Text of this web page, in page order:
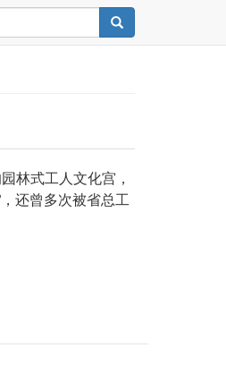
Search
林式工人文化宫，
还曾多次被省总工